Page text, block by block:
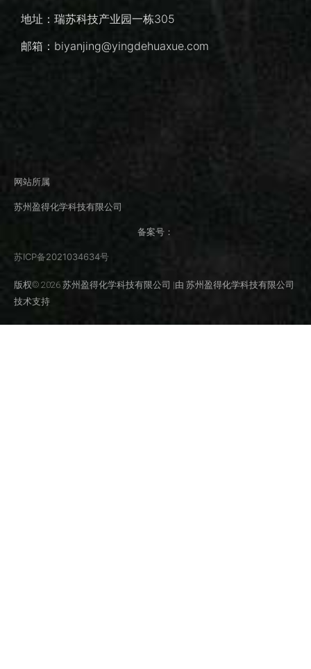
地址：瑞苏科技产业园一栋305
邮箱：biyanjing@yingdehuaxue.com
网站所属
苏州盈得化学科技有限公司
备案号：
苏ICP备2021034634号
版权© 2026 苏州盈得化学科技有限公司 |由 苏州盈得化学科技有限公司
技术支持